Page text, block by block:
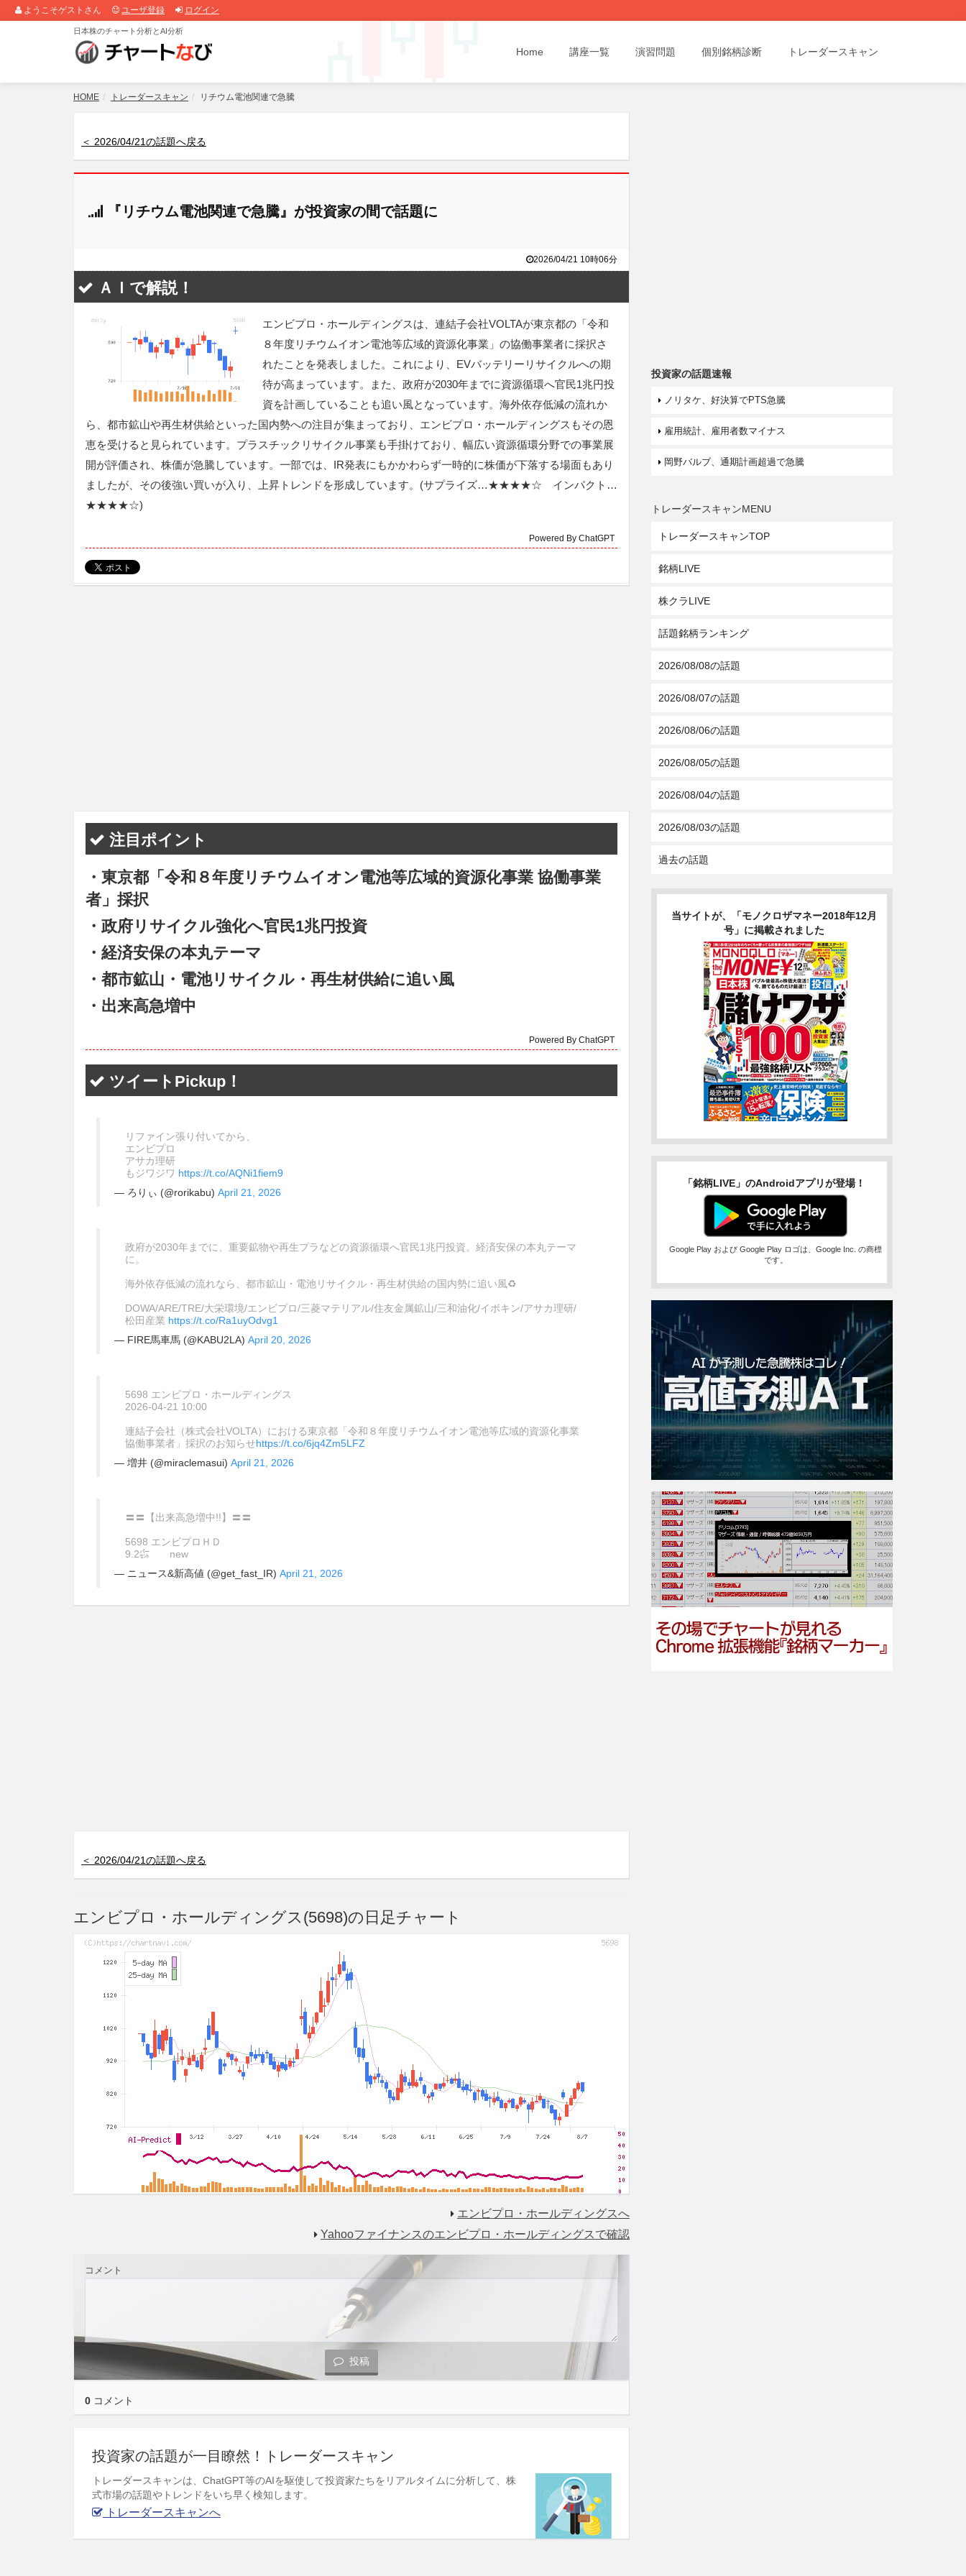
ようこそゲストさん ユーザ登録 ログイン
日本株のチャート分析とAI分析
Home 講座一覧 演習問題 個別銘柄診断 トレーダースキャン
HOME トレーダースキャン リチウム電池関連で急騰
＜ 2026/04/21の話題へ戻る
『リチウム電池関連で急騰』が投資家の間で話題に
2026/04/21 10時06分
ＡＩで解説！
エンビプロ・ホールディングスは、連結子会社VOLTAが東京都の「令和
８年度リチウムイオン電池等広域的資源化事業」の協働事業者に採択さ
れたことを発表しました。これにより、EVバッテリーリサイクルへの期
待が高まっています。また、政府が2030年までに資源循環へ官民1兆円投
資を計画していることも追い風となっています。海外依存低減の流れか
ら、都市鉱山や再生材供給といった国内勢への注目が集まっており、エンビプロ・ホールディングスもその恩
恵を受けると見られています。プラスチックリサイクル事業も手掛けており、幅広い資源循環分野での事業展
開が評価され、株価が急騰しています。一部では、IR発表にもかかわらず一時的に株価が下落する場面もあり
ましたが、その後強い買いが入り、上昇トレンドを形成しています。(サプライズ…★★★★☆ インパクト…
★★★★☆)
Powered By ChatGPT
注目ポイント
・東京都「令和８年度リチウムイオン電池等広域的資源化事業 協働事業
者」採択
・政府リサイクル強化へ官民1兆円投資
・経済安保の本丸テーマ
・都市鉱山・電池リサイクル・再生材供給に追い風
・出来高急増中
Powered By ChatGPT
ツイートPickup！
リファイン張り付いてから、
エンビプロ
アサカ理研
もジワジワ https://t.co/AQNi1fiem9
— ろりぃ (@rorikabu) April 21, 2026
政府が2030年までに、重要鉱物や再生プラなどの資源循環へ官民1兆円投資。経済安保の本丸テーマ
に。
海外依存低減の流れなら、都市鉱山・電池リサイクル・再生材供給の国内勢に追い風♻️
DOWA/ARE/TRE/大栄環境/エンビプロ/三菱マテリアル/住友金属鉱山/三和油化/イボキン/アサカ理研/
松田産業 https://t.co/Ra1uyOdvg1
— FIRE馬車馬 (@KABU2LA) April 20, 2026
5698 エンビプロ・ホールディングス
2026-04-21 10:00
連結子会社（株式会社VOLTA）における東京都「令和８年度リチウムイオン電池等広域的資源化事業
協働事業者」採択のお知らせhttps://t.co/6jq4Zm5LFZ
— 増井 (@miraclemasui) April 21, 2026
〓〓【出来高急増中!!】〓〓
5698 エンビプロＨＤ
9.2㌫ new
— ニュース&新高値 (@get_fast_IR) April 21, 2026
＜ 2026/04/21の話題へ戻る
エンビプロ・ホールディングス(5698)の日足チャート
エンビプロ・ホールディングスへ
Yahooファイナンスのエンビプロ・ホールディングスで確認
コメント
投稿
0 コメント
投資家の話題が一目瞭然！トレーダースキャン
トレーダースキャンは、ChatGPT等のAIを駆使して投資家たちをリアルタイムに分析して、株
式市場の話題やトレンドをいち早く検知します。
トレーダースキャンへ
投資家の話題速報
ノリタケ、好決算でPTS急騰
雇用統計、雇用者数マイナス
岡野バルブ、通期計画超過で急騰
トレーダースキャンMENU
トレーダースキャンTOP
銘柄LIVE
株クラLIVE
話題銘柄ランキング
2026/08/08の話題
2026/08/07の話題
2026/08/06の話題
2026/08/05の話題
2026/08/04の話題
2026/08/03の話題
過去の話題
当サイトが、「モノクロザマネー2018年12月
号」に掲載されました
「銘柄LIVE」のAndroidアプリが登場！
Google Play および Google Play ロゴは、Google Inc. の商標
です。